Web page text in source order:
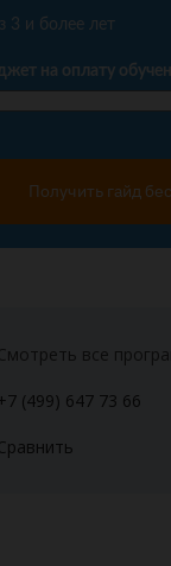
3 и более лет
на оплату
Получить гайд
все
(499) 647 73 66